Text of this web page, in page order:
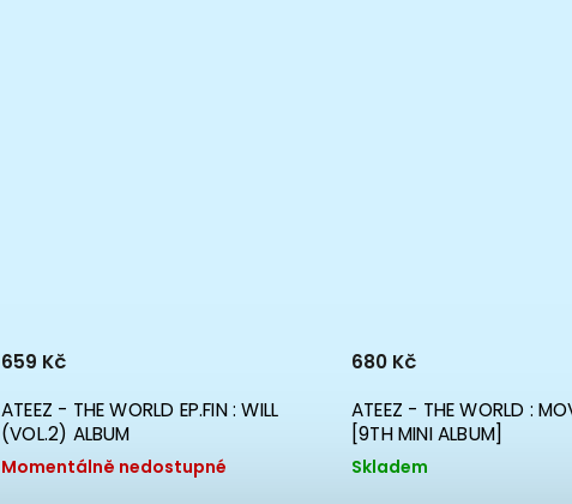
ATEEZ - THE WORLD EP.FIN : WILL
(VOL.2) ALBUM
Momentálně nedostupné
659 Kč
ATEEZ - THE WORLD :
[9TH MINI ALBUM]
Skladem
680 Kč